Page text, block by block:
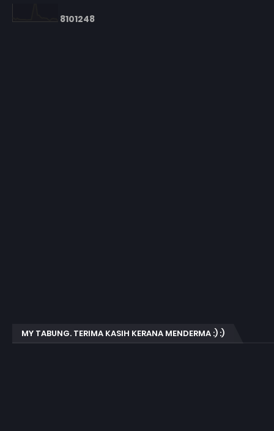
8101248
MY TABUNG. TERIMA KASIH KERANA MENDERMA :) :)